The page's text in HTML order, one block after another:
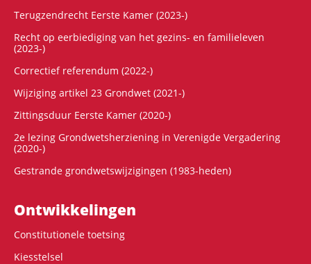
Terugzendrecht Eerste Kamer (2023-)
Recht op eerbiediging van het gezins- en familieleven
(2023-)
Correctief referendum (2022-)
Wijziging artikel 23 Grondwet (2021-)
Zittingsduur Eerste Kamer (2020-)
2e lezing Grondwetsherziening in Verenigde Vergadering
(2020-)
Gestrande grondwetswijzigingen (1983-heden)
Ontwikke­lingen
Constitutionele toetsing
Kiesstelsel